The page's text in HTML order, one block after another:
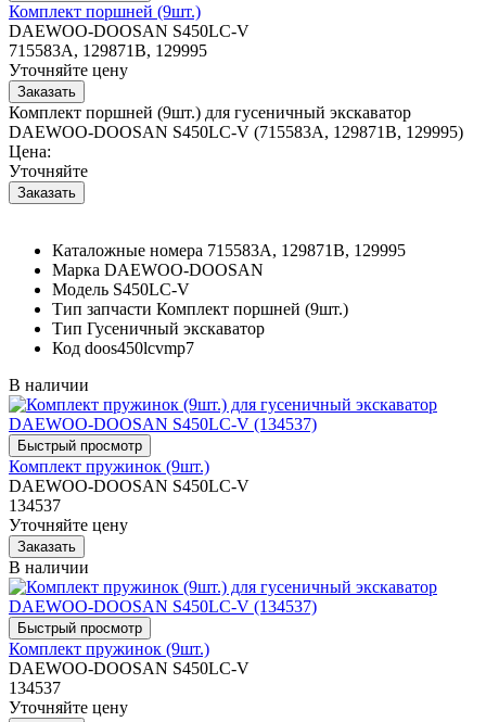
Комплект поршней (9шт.)
DAEWOO-DOOSAN S450LC-V
715583A, 129871B, 129995
Уточняйте цену
Комплект поршней (9шт.) для гусеничный экскаватор
DAEWOO-DOOSAN S450LC-V (715583A, 129871B, 129995)
Цена:
Уточняйте
Каталожные номера 715583A, 129871B, 129995
Марка DAEWOO-DOOSAN
Модель S450LC-V
Тип запчасти Комплект поршней (9шт.)
Тип Гусеничный экскаватор
Код doos450lcvmp7
В наличии
Комплект пружинок (9шт.)
DAEWOO-DOOSAN S450LC-V
134537
Уточняйте цену
В наличии
Комплект пружинок (9шт.)
DAEWOO-DOOSAN S450LC-V
134537
Уточняйте цену